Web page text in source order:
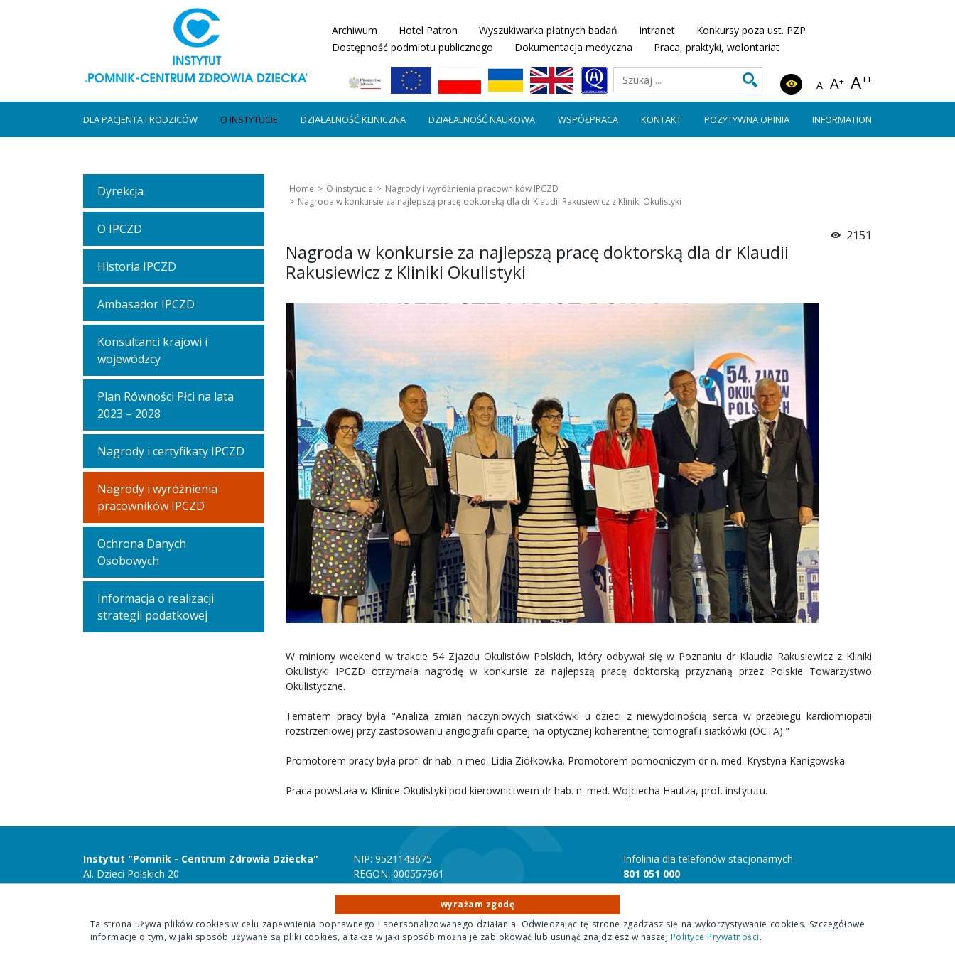
Archiwum Hotel Patron Wyszukiwarka płatnych badań Intranet
Konkursy poza ust. PZP
Dostępność podmiotu publicznego
Dokumentacja medyczna Praca, praktyki, wolontariat
A A+ A++
DLA PACJENTA I RODZICÓW O INSTYTUCIE DZIAŁALNOŚĆ KLINICZNA DZIAŁALNOŚĆ NAUKOWA WSPÓŁPRACA KONTAKT POZYTYWNA OPINIA INFORMATION
Dyrekcja
O IPCZD
Historia IPCZD
Ambasador IPCZD
Konsultanci krajowi i
wojewódzcy
Plan Równości Płci na lata
2023 – 2028
Nagrody i certyfikaty IPCZD
Nagrody i wyróżnienia
pracowników IPCZD
Ochrona Danych
Osobowych
Informacja o realizacji
strategii podatkowej
Home O instytucie
Nagrody i wyróżnienia pracowników IPCZD
Nagroda w konkursie za najlepszą pracę doktorską dla dr Klaudii Rakusiewicz z Kliniki Okulistyki
2151
Nagroda w konkursie za najlepszą pracę doktorską dla dr Klaudii
Rakusiewicz z Kliniki Okulistyki
W miniony weekend w trakcie 54 Zjazdu Okulistów Polskich, który odbywał się w Poznaniu dr Klaudia Rakusiewicz z Kliniki
Okulistyki IPCZD otrzymała nagrodę w konkursie za najlepszą pracę doktorską przyznaną przez Polskie Towarzystwo
Okulistyczne.
Tematem pracy była "Analiza zmian naczyniowych siatkówki u dzieci z niewydolnością serca w przebiegu kardiomiopatii
rozstrzeniowej przy zastosowaniu angiografii opartej na optycznej koherentnej tomografii siatkówki (OCTA)."
Promotorem pracy była prof. dr hab. n med. Lidia Ziółkowka. Promotorem pomocniczym dr n. med. Krystyna Kanigowska.
Praca powstała w Klinice Okulistyki pod kierownictwem dr hab. n. med. Wojciecha Hautza, prof. instytutu.
Instytut "Pomnik - Centrum Zdrowia Dziecka"
Al. Dzieci Polskich 20
04-730 Warszawa
NIP: 9521143675
REGON: 000557961
Numer rachunku bankowego mBANK 70 1140 1010
0000 4356 9500 1001
Infolinia dla telefonów stacjonarnych
801 051 000
Infolinia dla telefonów komórkowych
Copyright 2020 Instytut "Pomnik Centrum Zdrowia Dziecka" Design Park
wyrażam zgodę
Ta strona używa plików cookies w celu zapewnienia poprawnego i spersonalizowanego działania. Odwiedzając tę strone zgadzasz się na wykorzystywanie cookies. Szczegółowe
informacje o tym, w jaki sposób używane są pliki cookies, a także w jaki sposób można je zablokować lub usunąć znajdziesz w naszej Polityce Prywatności.